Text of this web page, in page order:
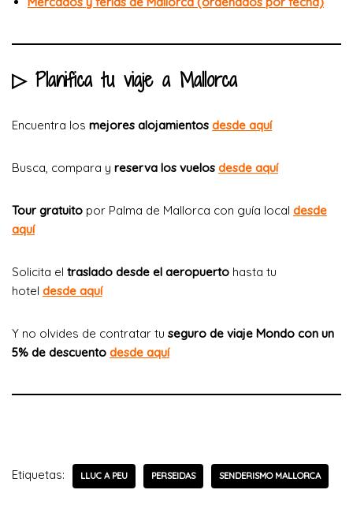
▷ Planifica tu viaje a Mallorca
Encuentra los mejores alojamientos desde aquí
Busca, compara y reserva los vuelos desde aquí
Tour gratuito por Palma de Mallorca con guía local desde
aquí
Solicita el traslado desde el aeropuerto hasta tu
hotel desde aquí
Y no olvides de contratar tu seguro de viaje Mondo con un
5% de descuento desde aquí
Etiquetas: LLUC A PEU PERSEIDAS SENDERISMO MALLORCA